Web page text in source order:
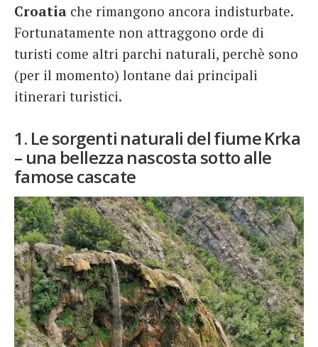
Croatia che rimangono ancora indisturbate.
Fortunatamente non attraggono orde di
turisti come altri parchi naturali, perchè sono
(per il momento) lontane dai principali
itinerari turistici.
1. Le sorgenti naturali del fiume Krka
– una bellezza nascosta sotto alle
famose cascate